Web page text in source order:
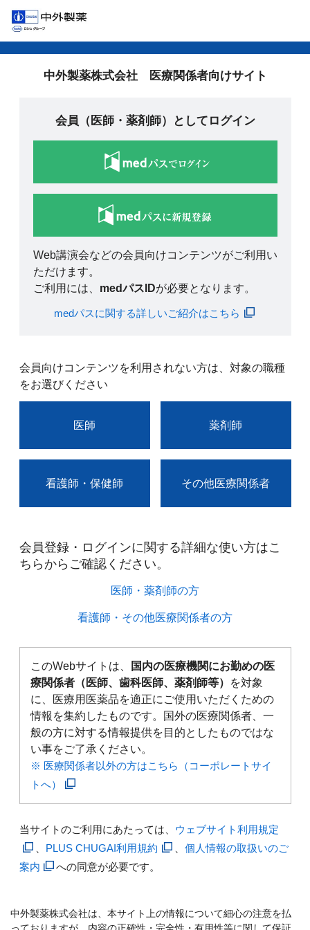
中外製薬株式会社 医療関係者向けサイト
会員（医師・薬剤師）としてログイン
Web講演会などの会員向けコンテンツがご利用い
ただけます。
ご利用には、 medパスIDが必要となります。
medパスに関する詳しいご紹介はこちら
会員向けコンテンツを利用されない方は、対象の職種
をお選びください
医師 薬剤師
看護師・保健師 その他医療関係者
会員登録・ログインに関する詳細な使い方はこ
ちらからご確認ください。​
医師・薬剤師の方​
看護師・その他医療関係者の方​
このWebサイトは、
国内の医療機関にお勤めの医
療関係者（医師、歯科医師、薬剤師等）
を対象
に、医療用医薬品を適正にご使用いただくための
情報を集約したものです。国外の医療関係者、一
般の方に対する情報提供を目的としたものではな
い事をご了承ください。
※ 医療関係者以外の方はこちら（コーポレートサイ
トへ）
当サイトのご利用にあたっては、 ウェブサイト利用規定
PLUS CHUGAI利用規約
個人情報の取扱いのご
案内
への同意が必要です。
中外製薬株式会社は、本サイト上の情報について細心の注意を払
っておりますが、内容の正確性・完全性・有用性等に関して保証